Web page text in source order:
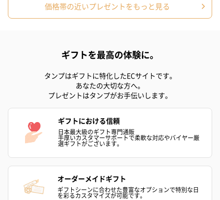
価格帯の近いプレゼントをもっと見る
ギフトを最高の体験に。
タンプはギフトに特化したECサイトです。
あなたの大切な方へ。
プレゼントはタンプがお手伝いします。
ギフトにおける信頼
日本最大級のギフト専門通販
手厚いカスタマーサポートで柔軟な対応やバイヤー厳
選ギフトがございます。
オーダーメイドギフト
ギフトシーンに合わせた豊富なオプションで特別な日
を彩るカスタマイズが可能です。